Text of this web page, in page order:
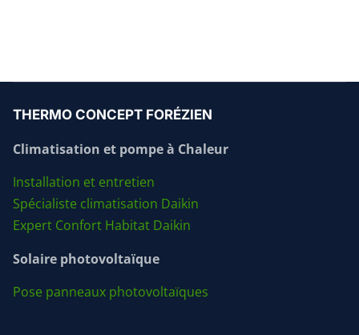
THERMO CONCEPT FORÉZIEN
Climatisation et pompe à Chaleur
Installation et entretien
Spécialiste climatisation Daikin
Expert Confort Habitat Daikin
Solaire photovoltaïque
Pose panneaux photovoltaïques